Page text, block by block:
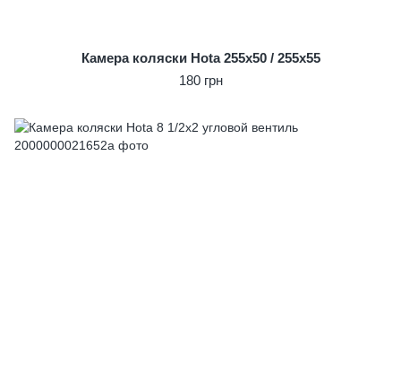
Камера коляски Hota 255x50 / 255x55
180 грн